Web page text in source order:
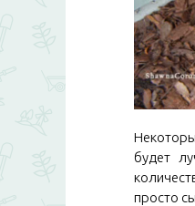
будет
просто